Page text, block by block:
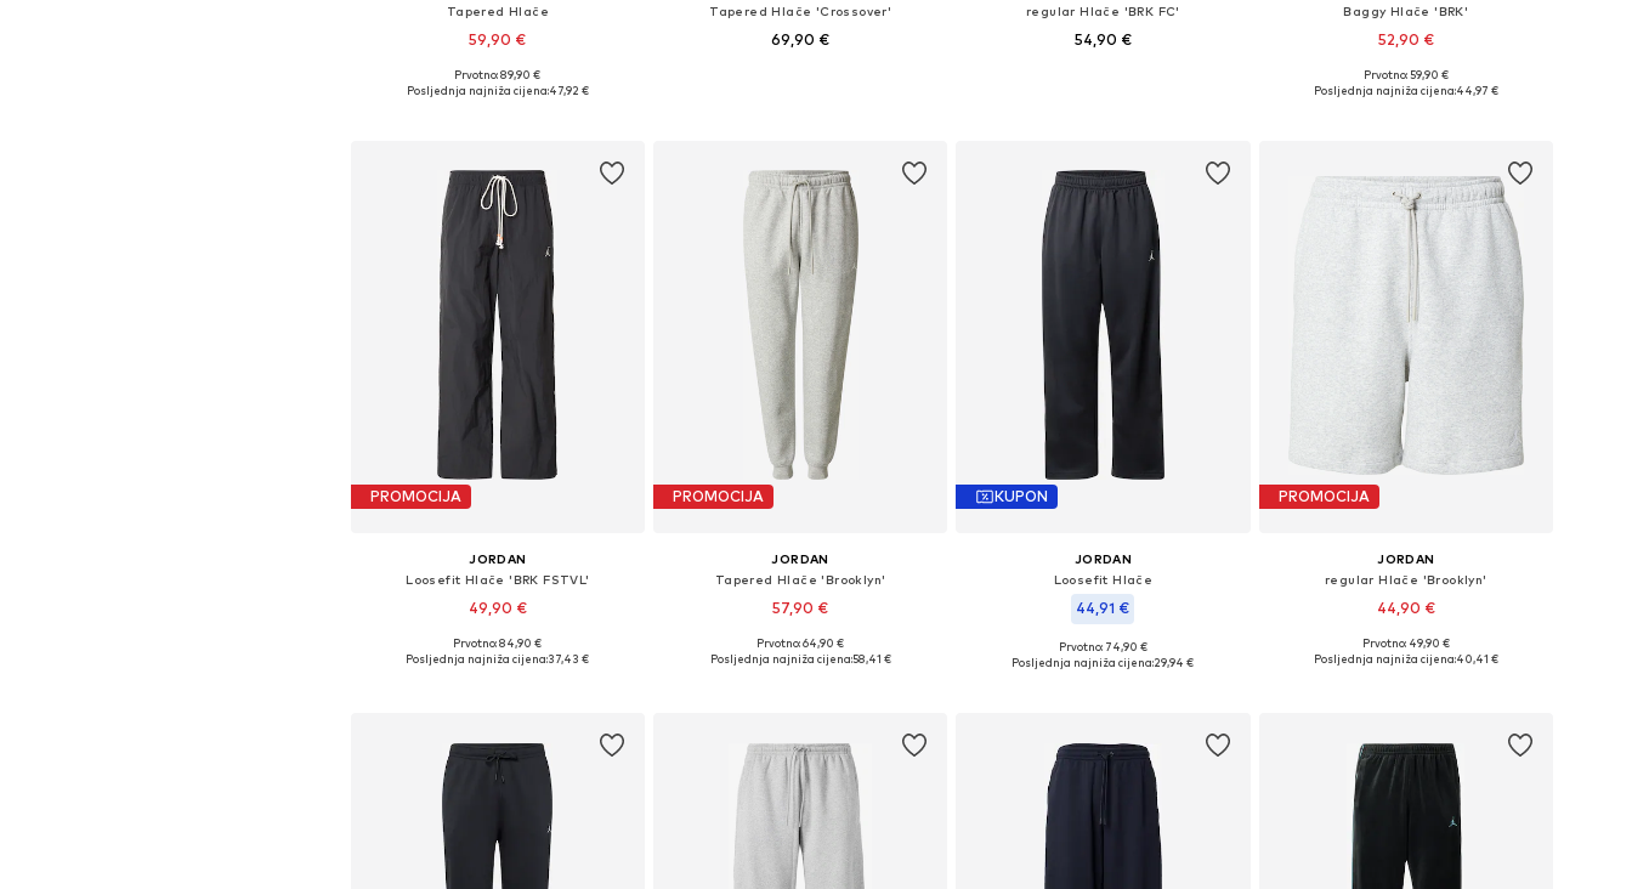
Tapered Hlače
59,90 €
Dostupne veličine: 29-30, 31-32, 34, 35-36
Prvotno: 89,90 €
Posljednja najniža cijena:47,92 €
Tapered Hlače 'Crossover'
69,90 €
regular Hlače 'BRK FC'
54,90 €
Baggy Hlače 'BRK'
52,90 €
Dostupno u više veličina
Prvotno: 59,90 €
Posljednja najniža cijena:44,97 €
PROMOCIJA
JORDAN
Loosefit Hlače 'BRK FSTVL'
49,90 €
Dostupno u više veličina
Prvotno: 84,90 €
Posljednja najniža cijena:37,43 €
PROMOCIJA
JORDAN
Tapered Hlače 'Brooklyn'
57,90 €
Dostupne veličine: 33, 34, 35-36, 38
Prvotno: 64,90 €
Posljednja najniža cijena:58,41 €
KUPON
JORDAN
Loosefit Hlače
44,91 €
Dostupne veličine: 33, 34, 35-36
Prvotno: 74,90 €
Posljednja najniža cijena:29,94 €
PROMOCIJA
JORDAN
regular Hlače 'Brooklyn'
44,90 €
Dostupne veličine: 34, 35-36, 38
Prvotno: 49,90 €
Posljednja najniža cijena:40,41 €